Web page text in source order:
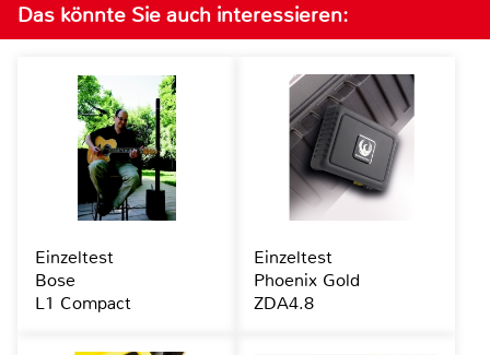
Das könnte Sie auch interessieren:
Einzeltest
Bose
L1 Compact
Einzeltest
Phoenix Gold
ZDA4.8